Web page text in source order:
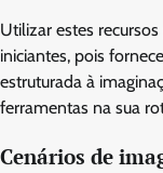
Utilizar estes
iniciantes, pois
estruturada à
ferramentas na sua
Cenários de